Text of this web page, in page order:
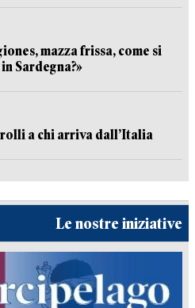
mazza frissa, come si
Sardegna?»
a chi arriva dall’Italia
Le nostre iniziative